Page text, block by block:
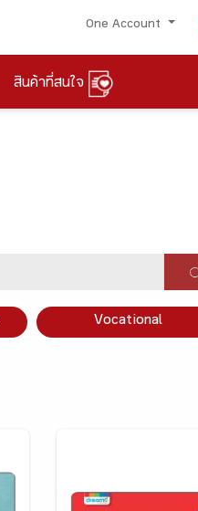
One Account
สินค้าที่สนใจ
Vocational